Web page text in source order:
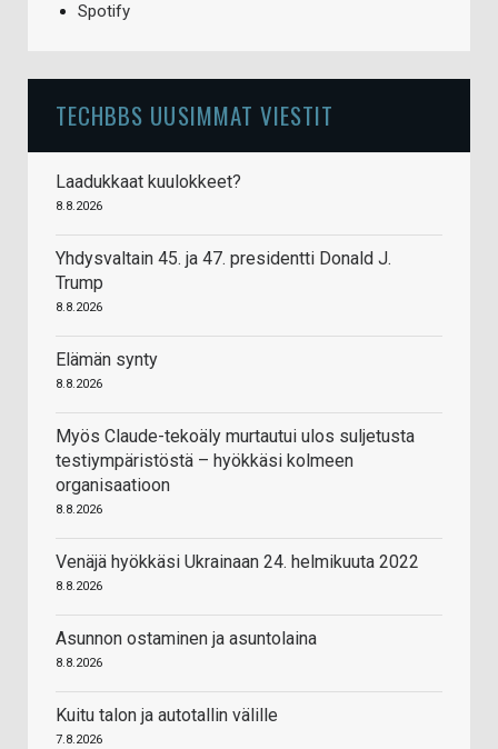
Spotify
TECHBBS UUSIMMAT VIESTIT
Laadukkaat kuulokkeet?
8.8.2026
Yhdysvaltain 45. ja 47. presidentti Donald J.
Trump
8.8.2026
Elämän synty
8.8.2026
Myös Claude-tekoäly murtautui ulos suljetusta
testiympäristöstä – hyökkäsi kolmeen
organisaatioon
8.8.2026
Venäjä hyökkäsi Ukrainaan 24. helmikuuta 2022
8.8.2026
Asunnon ostaminen ja asuntolaina
8.8.2026
Kuitu talon ja autotallin välille
7.8.2026